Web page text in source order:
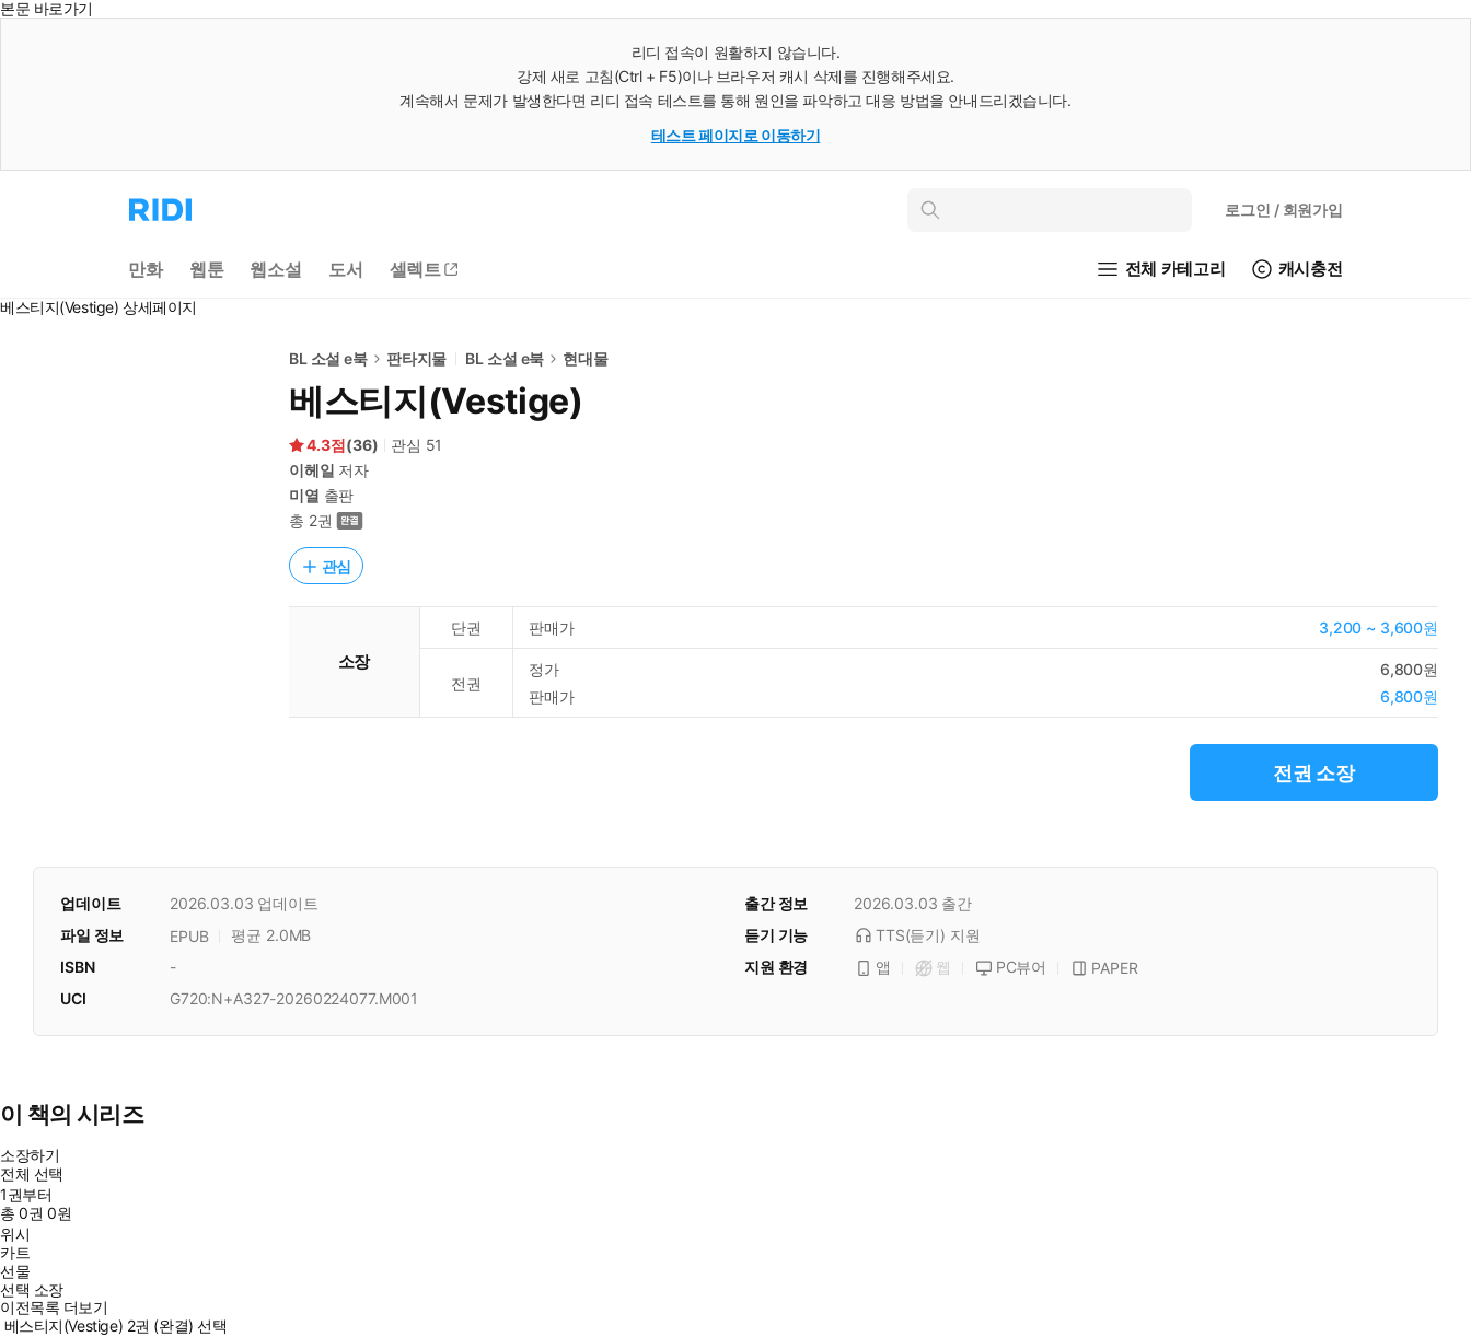
본문 바로가기
리디 접속이 원활하지 않습니다.
강제 새로 고침(Ctrl + F5)이나 브라우저 캐시 삭제를 진행해주세요.
계속해서 문제가 발생한다면 리디 접속 테스트를 통해 원인을 파악하고 대응 방법을 안내드리겠습니다.
테스트 페이지로 이동하기
리
디
으
로
동
인
로그인 / 회원가입
만화 웹툰 웹소설 도서 셀렉트 전체 카테고리 캐시충전
베스티지(Vestige) 상세페이지
BL 소설 e북 판타지물 BL 소설 e북 현대물
베스티지(Vestige)
4.3 (36) 관심 51
이헤일 저자
미열 출판
총 2권
관심
소장
단권 판매가 3,200 ~ 3,600원
전권
정가
6,800원
판매가
6,800원
전권 소장
업데이트 2026.03.03 업데이트 출간 정보 2026.03.03 출간
듣기 기능
TTS(듣기) 지원
파일 정보 EPUB
평균 2.0MB
지원 환경
앱 웹 PC뷰어 PAPER
ISBN
-
UCI
G720:N+A327-20260224077.M001
이 책의 시리즈
소장하기
전체 선택
1권부터
총0권 0원
위시
카트
선물
선택 소장
이전목록 더보기
베스티지(Vestige) 2권 (완결) 선택